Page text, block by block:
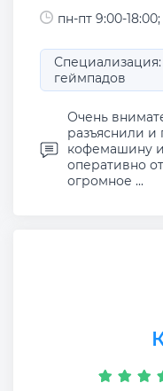
пн-пт 9:00-
геймпадов
Очень
разъяснили и
кофемашину
оперативно
огромное ...